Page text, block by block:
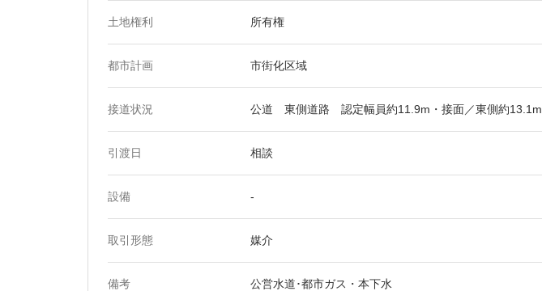
土地権利 所有権
都市計画 市街化区域
接道状況 公道 東側道路 認定幅員約11.9m・接面／東側約13.1m
引渡日 相談
設備 -
取引形態 媒介
備考 公営水道･都市ガス・本下水